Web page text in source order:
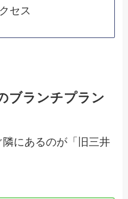
セス
ブランチプラン
にあるのが「旧三井